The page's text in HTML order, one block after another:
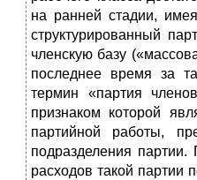
на ранней ста­дии,
структурированный
членскую базу
последнее время за
термин «партия
признаком которой
партийной работы,
подразделения партии.
расходов такой партии